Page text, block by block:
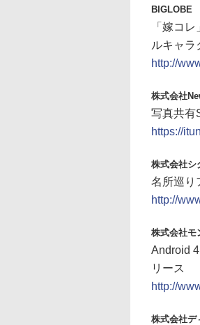
BIGLOBE
「嫁コ
ルキャラ
http://
株式会社
写真共有
https://
株式会社シ
名所巡り
http://
株式会社モ
Android
リース
http://
株式会社デ